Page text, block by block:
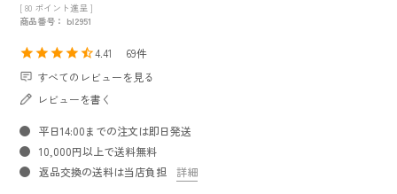
[ 80 ポイント進呈 ]
商品番号
bl2951
4.41
69
すべてのレビューを見る
レビューを書く
平日14:00までの注文は即日発送
10,000円以上で送料無料
返品交換の送料は当店負担
詳細